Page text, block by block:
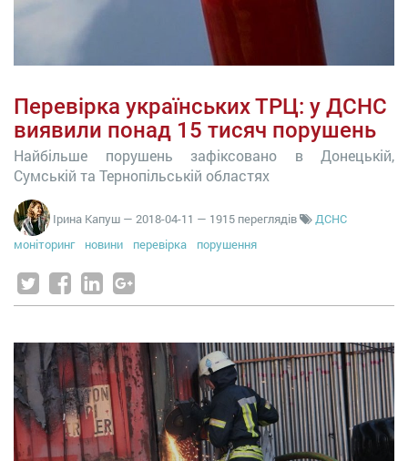
Перевірка українських ТРЦ: у ДСНС
виявили понад 15 тисяч порушень
Найбільше порушень зафіксовано в Донецькій,
Сумській та Тернопільській областях
Ірина Капуш — 2018-04-11 — 1915 переглядів
ДСНС
моніторинг
новини перевірка порушення